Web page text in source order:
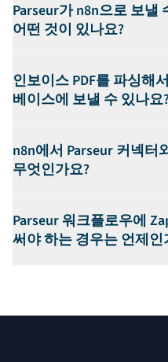
Parseur가 n8n으로 보낼
어떤 것이 있나요?
인보이스 PDF를 파싱해
베이스에 보낼 수 있나요
n8n에서 Parseur 커넥터
무엇인가요?
Parseur 워크플로우에
써야 하는 경우는 언제인